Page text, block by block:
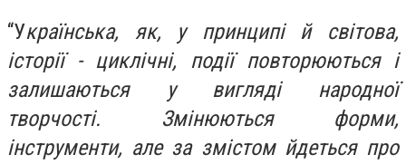
“Українська, як, у принципі й світова,
історії - циклічні, події повторюються і
залишаються у вигляді народної
творчості. Змінюються форми,
інструменти, але за змістом йдеться про